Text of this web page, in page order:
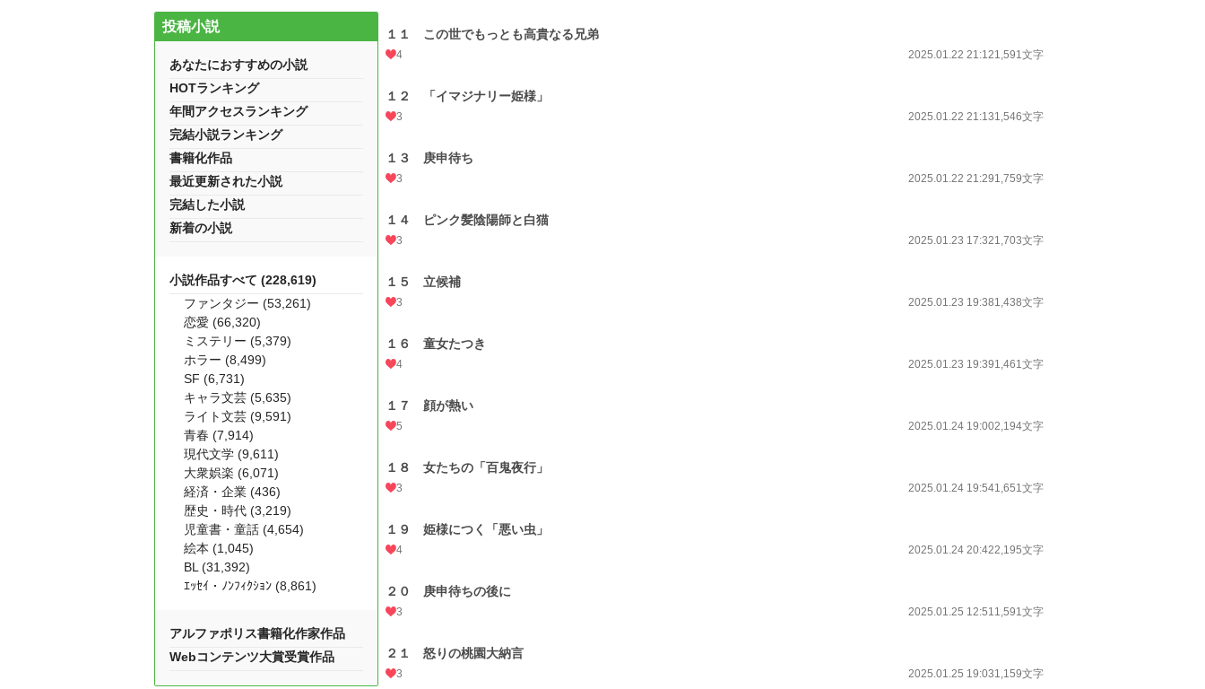
１１ この世でもっとも高貴なる兄弟
4 2025.01.22 21:121,591文字
１２ 「イマジナリー姫様」
3 2025.01.22 21:131,546文字
１３ 庚申待ち
3 2025.01.22 21:291,759文字
１４ ピンク髪陰陽師と白猫
3 2025.01.23 17:321,703文字
１５ 立候補
3 2025.01.23 19:381,438文字
１６ 童女たつき
4 2025.01.23 19:391,461文字
１７ 顔が熱い
5 2025.01.24 19:002,194文字
１８ 女たちの「百鬼夜行」
3 2025.01.24 19:541,651文字
１９ 姫様につく「悪い虫」
4 2025.01.24 20:422,195文字
２０ 庚申待ちの後に
3 2025.01.25 12:511,591文字
２１ 怒りの桃園大納言
3 2025.01.25 19:031,159文字
投稿小説
あなたにおすすめの小説
HOTランキング
年間アクセスランキング
完結小説ランキング
書籍化作品
最近更新された小説
完結した小説
新着の小説
小説作品すべて (228,619)
ファンタジー (53,261)
恋愛 (66,320)
ミステリー (5,379)
ホラー (8,499)
SF (6,731)
キャラ文芸 (5,635)
ライト文芸 (9,591)
青春 (7,914)
現代文学 (9,611)
大衆娯楽 (6,071)
経済・企業 (436)
歴史・時代 (3,219)
児童書・童話 (4,654)
絵本 (1,045)
BL (31,392)
ｴｯｾｲ・ﾉﾝﾌｨｸｼｮﾝ (8,861)
アルファポリス書籍化作家作品
Webコンテンツ大賞受賞作品